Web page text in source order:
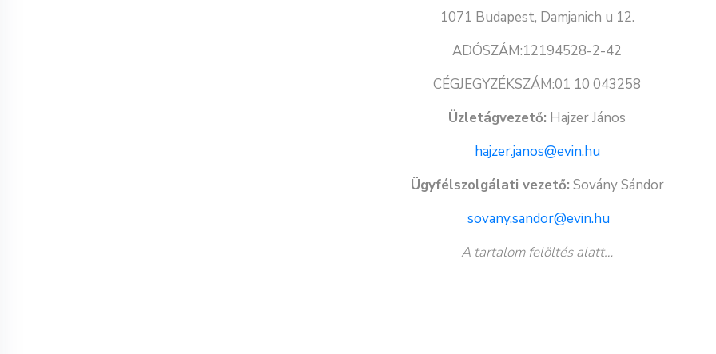
1071 Budapest, Damjanich u 12.
ADÓSZÁM:12194528-2-42
CÉGJEGYZÉKSZÁM:01 10 043258
Üzletágvezető: Hajzer János
hajzer.janos@evin.hu
Ügyfélszolgálati vezető: Sovány Sándor
sovany.sandor@evin.hu
A tartalom felöltés alatt…